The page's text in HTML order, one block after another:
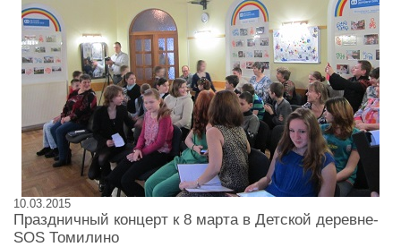
10.03.2015
Праздничный концерт к 8 марта в Детской деревне-
SOS Томилино